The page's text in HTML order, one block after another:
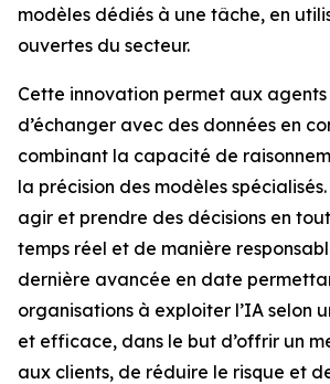
modèles dédiés à une tâche, en
ouvertes du secteur.
Cette innovation permet aux agents
d’échanger avec des données en
combinant la capacité de
la précision des modèles
agir et prendre des décisions en
temps réel et de manière
dernière avancée en date
organisations à exploiter l’IA selon
et efficace, dans le but d’offrir un
aux clients, de réduire le risque et